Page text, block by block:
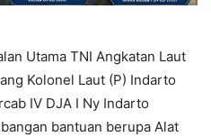
Utama TNI Angkatan Laut
Kolonel Laut (P) Indarto
IV DJA I Ny Indarto
bantuan berupa Alat